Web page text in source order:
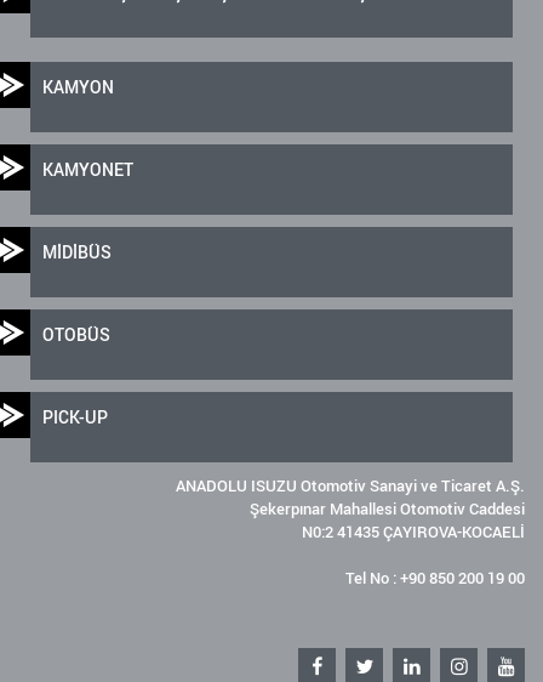
KAMYON
KAMYONET
MİDİBÜS
OTOBÜS
PICK-UP
ANADOLU ISUZU Otomotiv Sanayi ve Ticaret A.Ş.
Şekerpınar Mahallesi Otomotiv Caddesi
N0:2 41435 ÇAYIROVA-KOCAELİ
Tel No : +90 850 200 19 00